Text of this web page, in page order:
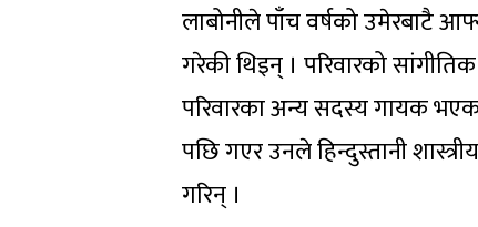
लाबोनीले पाँच वर्षको उमेरबाटै
गरेकी थिइन् । परिवारको
परिवारका अन्य सदस्य गायक
पछि गएर उनले हिन्दुस्तानी
गरिन् ।